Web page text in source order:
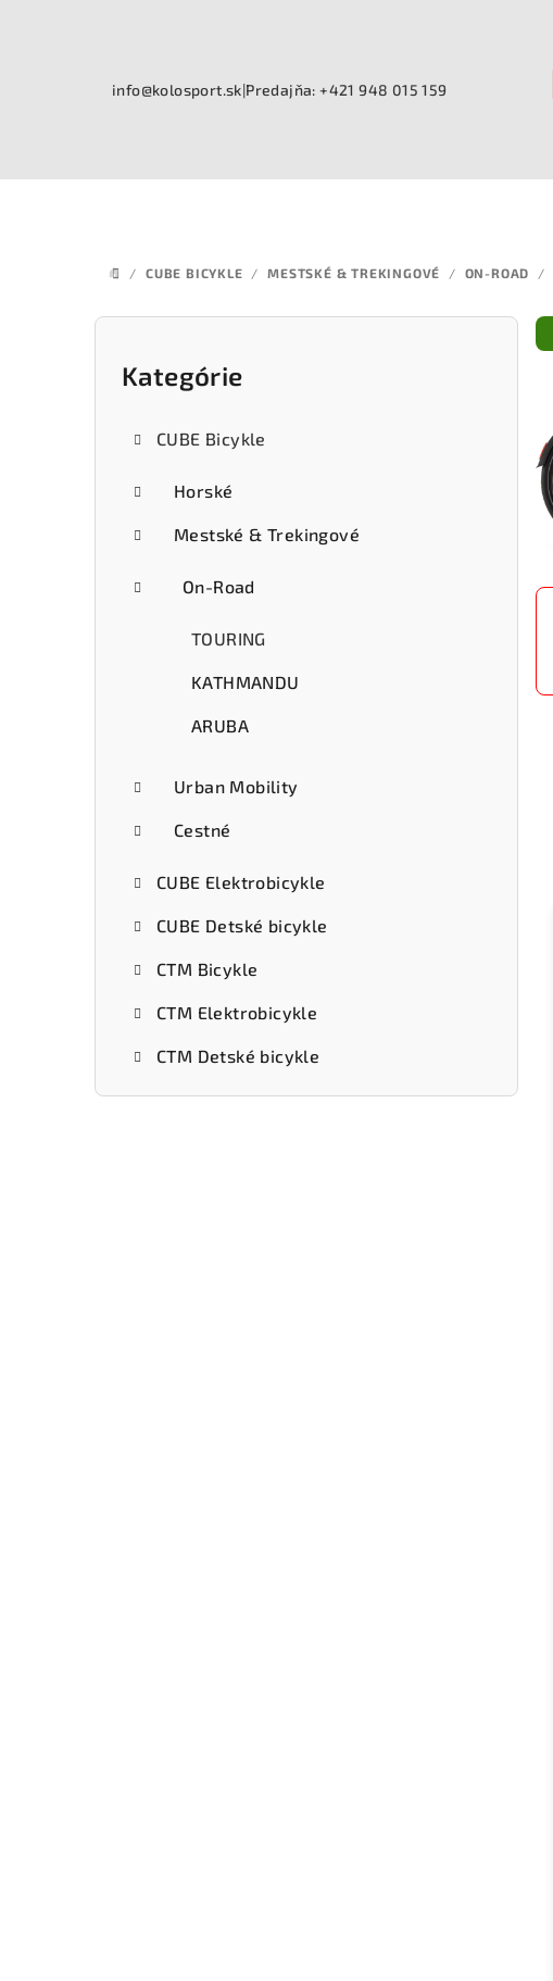
info@kolosport.sk|Predajňa: +421 948 015 159
DOMOV
/ CUBE BICYKLE / MESTSKÉ & TREKINGOVÉ / ON-ROAD /
Preskočiť
Kategórie
CUBE Bicykle
Horské
Mestské & Trekingové
On-Road
TOURING
KATHMANDU
ARUBA
Urban Mobility
Cestné
CUBE Elektrobicykle
CUBE Detské bicykle
CTM Bicykle
CTM Elektrobicykle
CTM Detské bicykle